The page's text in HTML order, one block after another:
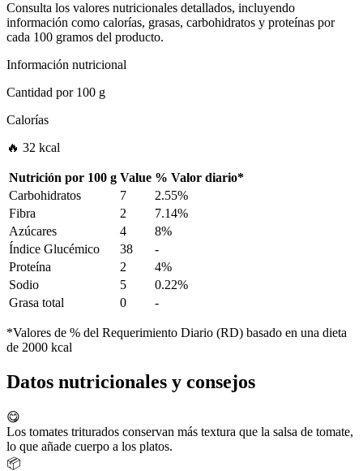
Consulta los valores nutricionales detallados, incluyendo
información como calorías, grasas, carbohidratos y proteínas por
cada 100 gramos del producto.
Información nutricional
Cantidad por100 g
Calorías
🔥 32 kcal
Nutrición por 100 g Value % Valor diario*
Carbohidratos
7
2.55%
Fibra
2
7.14%
Azúcares
4
8%
Índice Glucémico
38
-
Proteína
2
4%
Sodio
5
0.22%
Grasa total
0 -
*Valores de % del Requerimiento Diario (RD) basado en una dieta
de 2000 kcal
Datos nutricionales y consejos
😋
Los tomates triturados conservan más textura que la salsa de tomate,
lo que añade cuerpo a los platos.
📦